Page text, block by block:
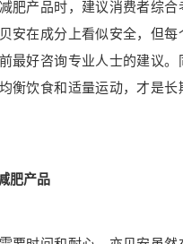
肥产品时，建议消费者综合
安在成分上看似安全，但每
最好咨询专业人士的建议。
衡饮食和适量运动，才是长
肥产品